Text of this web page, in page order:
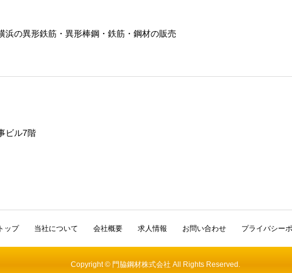
浜の異形鉄筋・異形棒鋼・鉄筋・鋼材の販売
ビル7階
トップ 当社について 会社概要 求人情報 お問い合わせ プライバシー
Copyright © 門脇鋼材株式会社 All Rights Reserved.